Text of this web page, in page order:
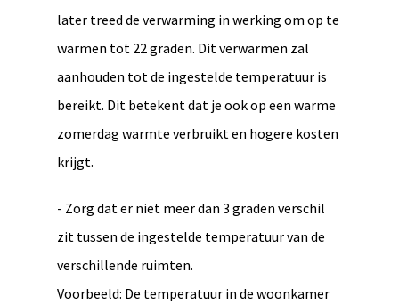
later treed de verwarming in werking om op te
warmen tot 22 graden. Dit verwarmen zal
aanhouden tot de ingestelde temperatuur is
bereikt. Dit betekent dat je ook op een warme
zomerdag warmte verbruikt en hogere kosten
krijgt.
- Zorg dat er niet meer dan 3 graden verschil
zit tussen de ingestelde temperatuur van de
verschillende ruimten.
Voorbeeld: De temperatuur in de woonkamer